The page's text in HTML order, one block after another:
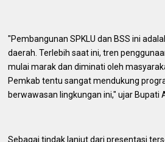
​"Pembangunan SPKLU dan BSS ini
daerah. Terlebih saat ini, tren
mulai marak dan diminati oleh
Pemkab tentu sangat mendukung
berwawasan lingkungan ini," ujar Bupati
​Sebagai tindak lanjut dari presentasi